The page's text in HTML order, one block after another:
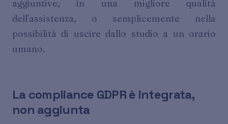
aggiuntive, in una migliore qualità
dell'assistenza, o semplicemente nella
possibilità di uscire dallo studio a un orario
umano.
La compliance GDPR è integrata,
non aggiunta